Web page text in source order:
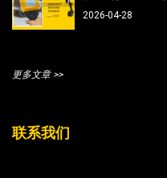
2026-04-28
更多文章 >>
联系我们